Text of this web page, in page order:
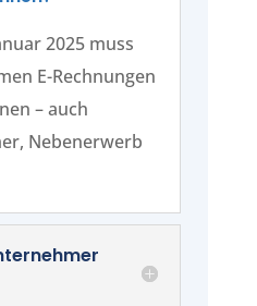
2025 muss
E-Rechnungen
– auch
Nebenerwerb